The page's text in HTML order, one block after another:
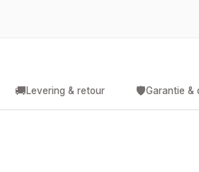
🚚Levering & retour 🛡️Garantie &